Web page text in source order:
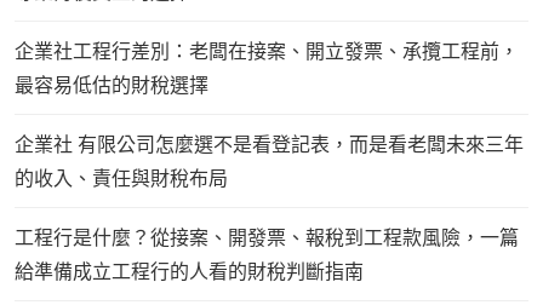
企業社工程行差別：老闆在接案、開立發票、承攬工程前，
最容易低估的財稅選擇
企業社 有限公司怎麼選不是看登記表，而是看老闆未來三年
的收入、責任與財稅布局
工程行是什麼？從接案、開發票、報稅到工程款風險，一篇
給準備成立工程行的人看的財稅判斷指南